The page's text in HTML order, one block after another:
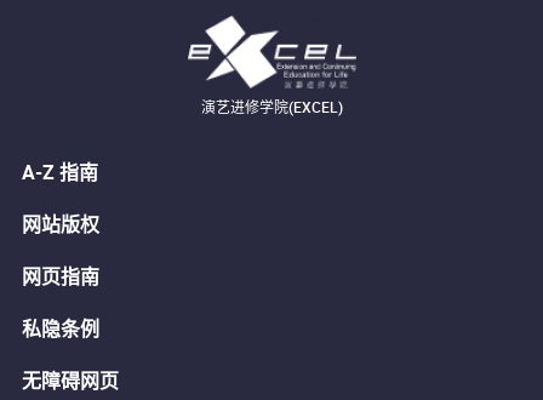
演艺进修学院(EXCEL)
A-Z 指南
网站版权
网页指南
私隐条例
无障碍网页